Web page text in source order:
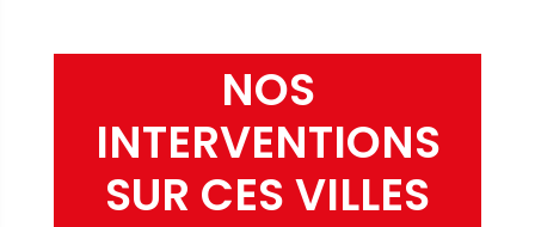
NOS
INTERVENTIONS
SUR CES VILLES